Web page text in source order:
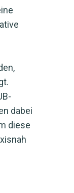
dabei
diese